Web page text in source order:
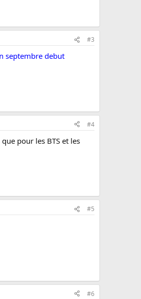
#3
septembre debut
#4
pour les BTS et les
#5
#6